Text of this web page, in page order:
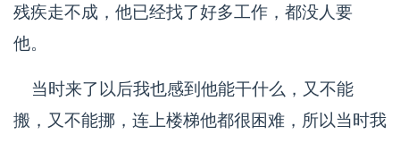
残疾走不成，他已经找了好多工作，都没人要
他。
当时来了以后我也感到他能干什么，又不能
搬，又不能挪，连上楼梯他都很困难，所以当时我